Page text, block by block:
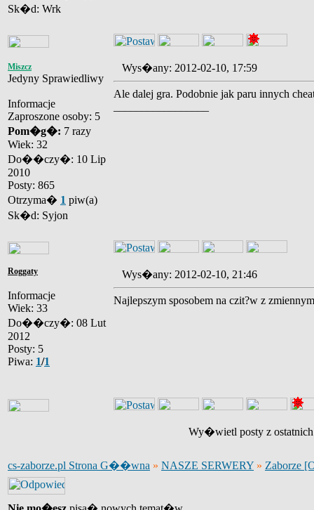
Sk�d: Wrk
Miszcz
Jedyny Sprawiedliwy
Informacje
Zaproszone osoby: 5
Pom�g�: 7 razy
Wiek: 32
Do��czy�: 10 Lip
2010
Posty: 865
Otrzyma� 1 piw(a)
Sk�d: Syjon
Wys�any: 2012-02-10, 17:59
Ale dalej gra. Podobnie jak paru innych
Roggaty
Informacje
Wiek: 33
Do��czy�: 08 Lut
2012
Posty: 5
Piwa: 1/1
Wys�any: 2012-02-10, 21:46
Najlepszym sposobem na czit?w z
Wy�wietl posty z
cs-zaborze.pl Strona G��wna » NASZE SERWERY » Zaborze